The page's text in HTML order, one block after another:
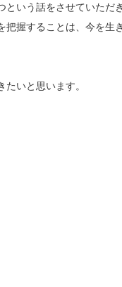
という話をさせていただき
把握することは、今を生き
いと思います。